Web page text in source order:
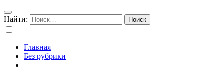
Найти:
Главная
Без рубрики